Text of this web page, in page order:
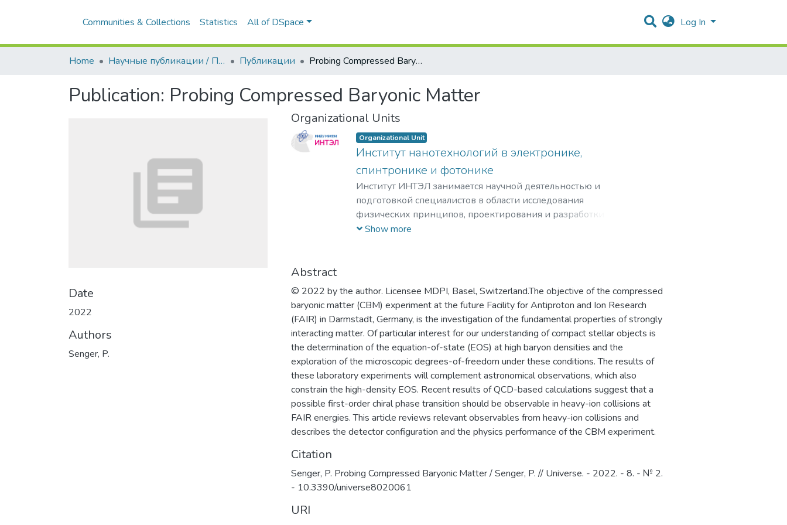
Communities & Collections Statistics All of DSpace Log In
Home Научные публикации / Препринты Публикации Probing Compressed Baryonic Matter
Publication: Probing Compressed Baryonic Matter
Date
2022
Authors
Senger, P.
Organizational Units
Organizational Unit
Институт нанотехнологий в электронике,
спинтронике и фотонике
Институт ИНТЭЛ занимается научной деятельностью и
подготовкой специалистов в области исследования
физических принципов, проектирования и разработки
технологий создания компонентной базы электроники
образовательного центра мирового уровня в области
наноструктурных материалов и устройств электроники,
спинтроники, фотоники, а также создание эффективной
инновационной среды в области СВЧ-электронной и
радиационно-стойкой компонентной базы, источников ТГц
излучения, ионно-кластерных технологий материалов.​
Show more
Abstract
© 2022 by the author. Licensee MDPI, Basel, Switzerland.The objective of the compressed
baryonic matter (CBM) experiment at the future Facility for Antiproton and Ion Research
(FAIR) in Darmstadt, Germany, is the investigation of the fundamental properties of strongly
interacting matter. Of particular interest for our understanding of compact stellar objects is
the determination of the equation-of-state (EOS) at high baryon densities and the
exploration of the microscopic degrees-of-freedom under these conditions. The results of
these laboratory experiments will complement astronomical observations, which also
constrain the high-density EOS. Recent results of QCD-based calculations suggest that a
possible first-order chiral phase transition should be observable in heavy-ion collisions at
FAIR energies. This article reviews relevant observables from heavy-ion collisions and
describes the detector configuration and the physics performance of the CBM experiment.
Citation
Senger, P. Probing Compressed Baryonic Matter / Senger, P. // Universe. - 2022. - 8. - № 2.
- 10.3390/universe8020061
URI